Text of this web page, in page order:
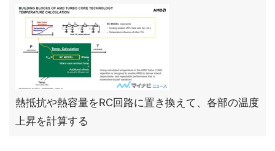
熱抵抗や熱容量をRC回路に置き換えて、各部の温度
上昇を計算する